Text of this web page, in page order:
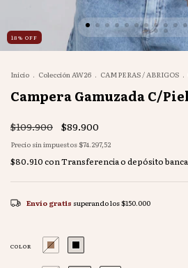
18% OFF
Inicio . Colección AW26 . CAMPERAS / ABRIGOS .
Campera Gamuzada C/
$109.900 $89.900
Precio sin impuestos$74.297,52
$80.910conTransferencia o depósito
Envío gratis superando los$150.000
COLOR